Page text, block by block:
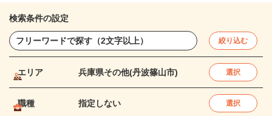
検索条件の設定
絞り込む
エリア 兵庫県その他(丹波篠山市) 選択
職種 指定しない 選択